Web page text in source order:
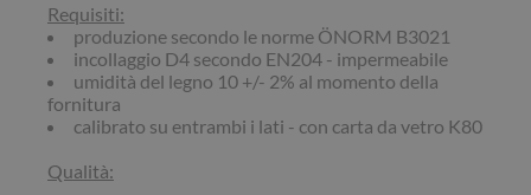
Requisiti:
produzione secondo le norme ÖNORM B3021
incollaggio D4 secondo EN204 - impermeabile
umidità del legno 10 +/- 2% al momento della
fornitura
calibrato su entrambi i lati - con carta da vetro K80
Qualità: